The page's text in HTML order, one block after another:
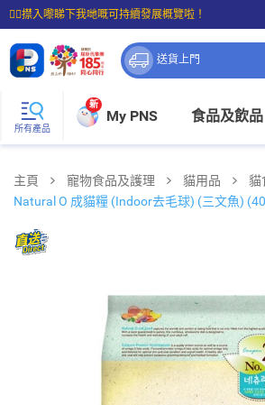
☝🏼㩒入嚟睇下我哋嘅可持續發展概覽啦！
⭐購物滿$399即享免費送貨；滿$100即可免費店取。
送貨上門
所有產品
新
My PNS 食品及飲品
主頁 寵物食品及護理 貓用品 貓
Natural O 成貓糧 (Indoor去毛球) (三文魚)